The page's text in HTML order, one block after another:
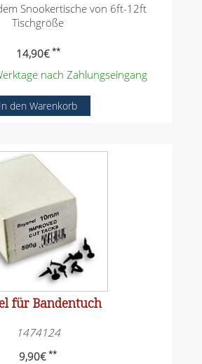
Snookertische von 6ft-12ft
Tischgröße
14,90€**
nach Zahlungseingang
für Bandentuch
1474124
9,90€ **